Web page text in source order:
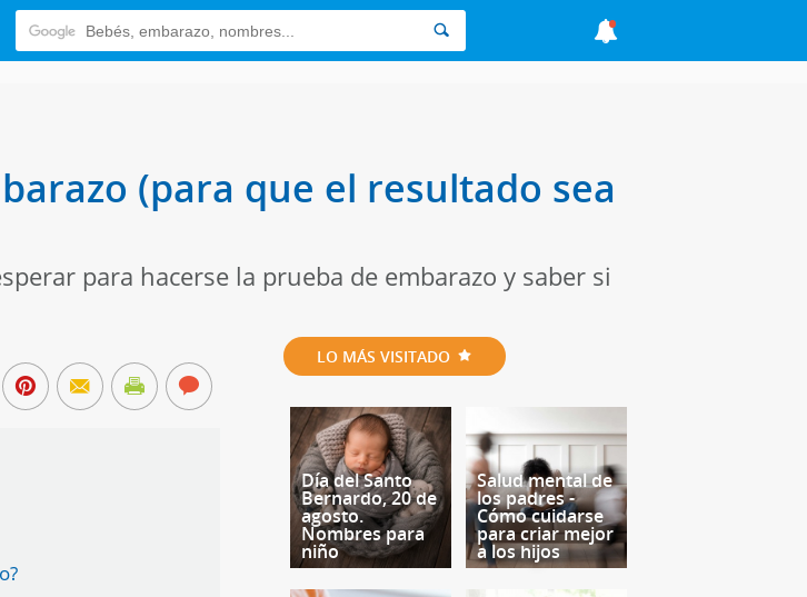
(para que el resultado sea
para hacerse la prueba de embarazo y saber si
LO MÁS VISITADO
Día del Santo
Bernardo, 20 de
agosto.
Nombres para
niño
Salud mental de
los padres -
Cómo cuidarse
para criar mejor
a los hijos